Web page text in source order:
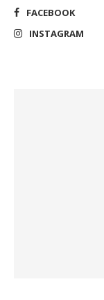
FACEBOOK
INSTAGRAM